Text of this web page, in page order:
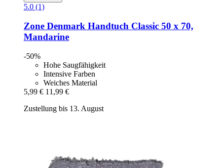
5.0 (1)
Zone Denmark Handtuch Classic 50 x 70,
Mandarine
-50%
Hohe Saugfähigkeit
Intensive Farben
Weiches Material
5,99 € 11,99 €
Zustellung bis 13. August